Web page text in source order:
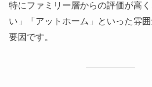
特にファミリー層からの評価が高
い」「アットホーム」といった雰
要因です。